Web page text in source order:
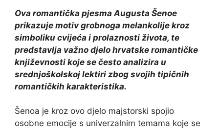
Ova romantička pjesma Augusta Šenoe
prikazuje motiv grobnoga melankolije kroz
simboliku cvijeća i prolaznosti života, te
predstavlja važno djelo hrvatske romantičke
književnosti koje se često analizira u
srednjoškolskoj lektiri zbog svojih tipičnih
romantičkih karakteristika.
Šenoa je kroz ovo djelo majstorski spojio
osobne emocije s univerzalnim temama koje se